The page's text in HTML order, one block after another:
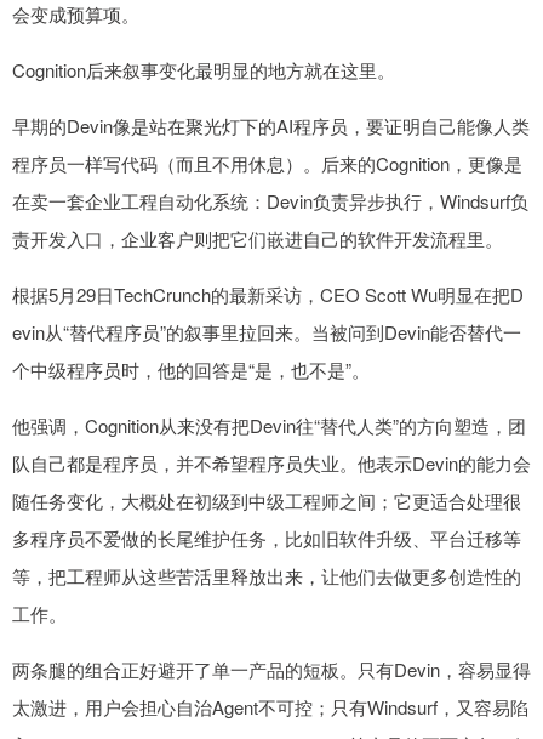
会变成预算项。
Cognition后来叙事变化最明显的地方就在这里。
早期的Devin像是站在聚光灯下的AI程序员，要证明自己能像人类
程序员一样写代码（而且不用休息）。后来的Cognition，更像是
在卖一套企业工程自动化系统：Devin负责异步执行，Windsurf负
责开发入口，企业客户则把它们嵌进自己的软件开发流程里。
根据5月29日TechCrunch的最新采访，CEO Scott Wu明显在把D
evin从“替代程序员”的叙事里拉回来。当被问到Devin能否替代一
个中级程序员时，他的回答是“是，也不是”。
他强调，Cognition从来没有把Devin往“替代人类”的方向塑造，团
队自己都是程序员，并不希望程序员失业。他表示Devin的能力会
随任务变化，大概处在初级到中级工程师之间；它更适合处理很
多程序员不爱做的长尾维护任务，比如旧软件升级、平台迁移等
等，把工程师从这些苦活里释放出来，让他们去做更多创造性的
工作。
两条腿的组合正好避开了单一产品的短板。只有Devin，容易显得
太激进，用户会担心自治Agent不可控；只有Windsurf，又容易陷